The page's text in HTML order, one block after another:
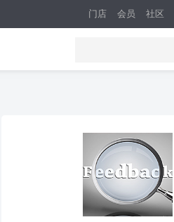
门店 会员 社区